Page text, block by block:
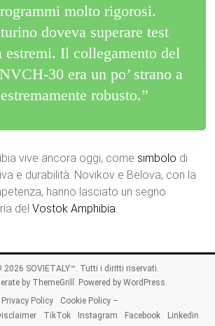
molto rigorosi.
doveva superare test
estremi. Il collegamento del
30 era un po’ strano a
robusto.”
vive ancora oggi, come simbolo di
e durabilità. Novikov e Belova, con la
hanno lasciato un segno
delVostok Amphibia.
2026 SOVIETALY™. Tutti i diritti riservati.
by ThemeGrill. Powered by WordPress.
Privacy Policy
Cookie Policy –
TikTok Instagram Facebook
Linkedin